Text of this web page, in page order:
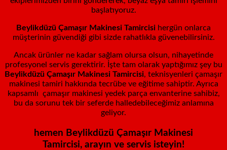
başlatıyoruz.
Beylikdüzü Çamaşır Makinesi Tamircisi hergün onlarca
müşterinin güvendiği gibi sizde rahatlıkla güvenebilirsiniz.
Ancak ürünler ne kadar sağlam olursa olsun, nihayetinde
profesyonel servis gerektirir. İşte tam olarak yaptığımız şey bu
Beylikdüzü Çamaşır Makinesi Tamircisi, teknisyenleri çamaşır
makinesi tamiri hakkında tecrübe ve eğitime sahiptir. Ayrıca
kapsamlı çamaşır makinesi yedek parça envanterine sahibiz,
bu da sorunu tek bir seferde halledebileceğimiz anlamına
geliyor.
hemen Beylikdüzü Çamaşır Makinesi
Tamircisi, arayın ve servis isteyin!